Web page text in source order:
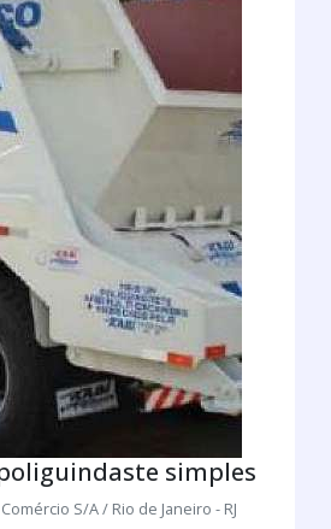
simples
S/A / Rio de Janeiro - RJ